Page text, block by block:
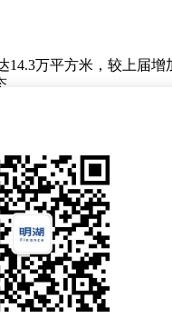
万平方米，较上届增
日客流量突破6万人
。这一创新举措不仅
力稳步提升。
流的重要平台，不仅
场互联互通中的积极作